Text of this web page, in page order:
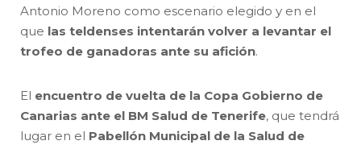
Antonio Moreno como escenario elegido y en el
que las teldenses intentarán volver a levantar el
trofeo de ganadoras ante su afición.
El encuentro de vuelta de la Copa Gobierno de
Canarias ante el BM Salud de Tenerife, que tendrá
lugar en el Pabellón Municipal de la Salud de